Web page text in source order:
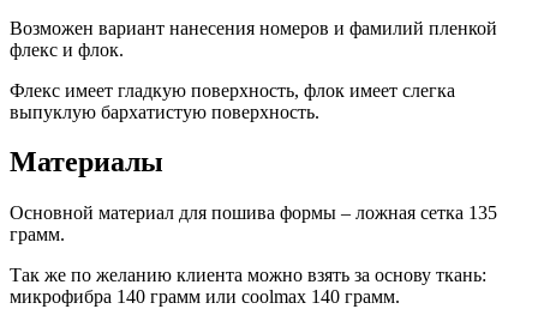
Возможен вариант нанесения номеров и фамилий пленкой
флекс и флок.
Флекс имеет гладкую поверхность, флок имеет слегка
выпуклую бархатистую поверхность.
Материалы
Основной материал для пошива формы – ложная сетка 135
грамм.
Так же по желанию клиента можно взять за основу ткань:
микрофибра 140 грамм или coolmax 140 грамм.